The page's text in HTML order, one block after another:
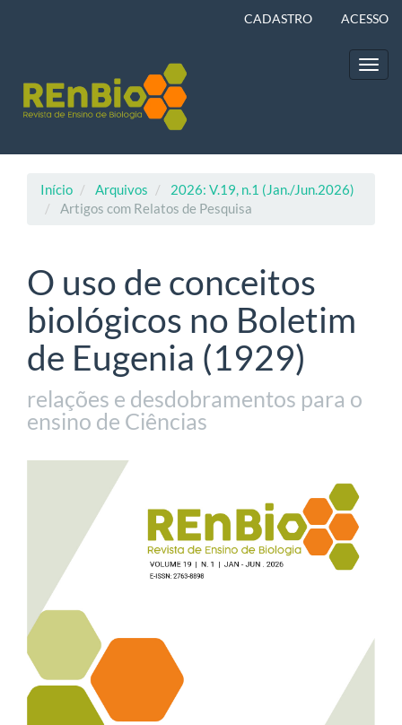
Barra
Lateral
CADASTRO ACESSO
Início Arquivos
2026: V.19, n.1 (Jan./Jun.2026)
Artigos com Relatos de Pesquisa
O uso de conceitos
biológicos no Boletim
de Eugenia (1929)
relações e desdobramentos para o
ensino de Ciências
lateral
artigos